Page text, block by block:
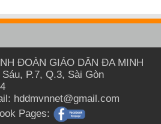
ĐOÀN GIÁO DÂN ĐA MINH
P.7, Q.3, Sài Gòn
hddmvnnet@gmail.com
Pages: